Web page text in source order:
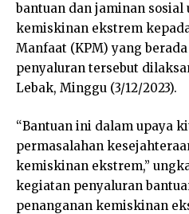
bantuan dan jaminan sosial
kemiskinan ekstrem
Manfaat (KPM) yang
penyaluran tersebut
Lebak, Minggu (3/12/2023).
“Bantuan ini dalam upaya
permasalahan
kemiskinan ekstrem,”
kegiatan penyaluran
penanganan kemiskinan